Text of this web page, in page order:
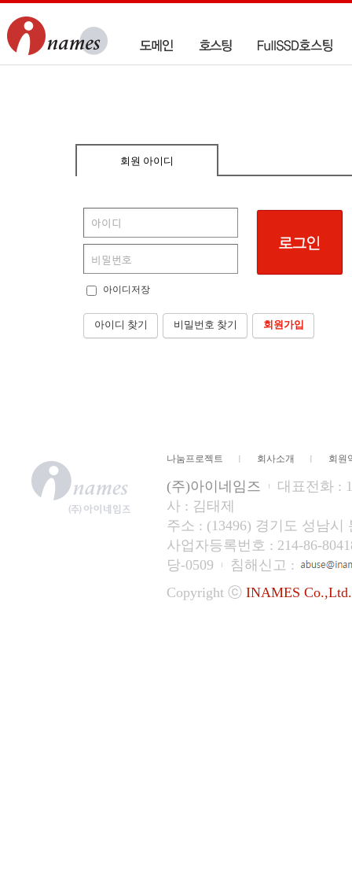
회원 아이디
아이디저장
아이디 찾기 비밀번호 찾기 회원가입
나눔프로젝트 회사소개 회원
(주)아이네임즈
대표전화 :
사 : 김태제
주소 : (13496) 경기도 성남
사업자등록번호 : 214-86-
당-0509
침해신고 :
Copyright ⓒ INAMES Co.,Ltd.